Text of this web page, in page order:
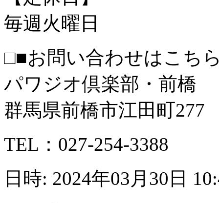
毎週火曜日
□■お問い合わせはこち
パワジオ倶楽部・前橋
群馬県前橋市江田町277
TEL：027-254-3388
日時: 2024年03月30日